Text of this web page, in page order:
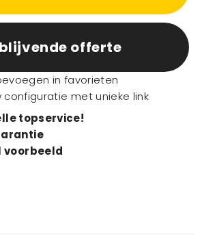
offerte
in favorieten
configuratie met unieke link
topservice!